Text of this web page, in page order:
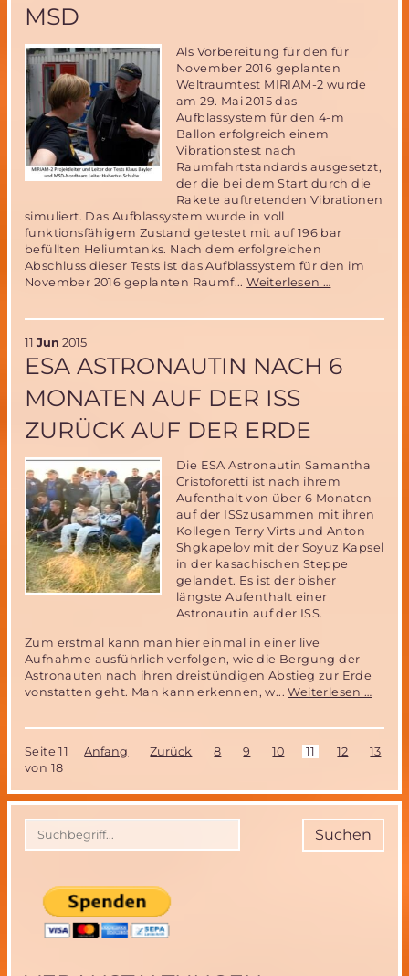
MSD
Als Vorbereitung für den für
November 2016 geplanten
Weltraumtest MIRIAM-2 wurde
am 29. Mai 2015 das
Aufblassystem für den 4-m
Ballon erfolgreich einem
Vibrationstest nach
Raumfahrtstandards ausgesetzt,
der die bei dem Start durch die
Rakete auftretenden Vibrationen
simuliert. Das Aufblassystem wurde in voll
funktionsfähigem Zustand getestet mit auf 196 bar
befüllten Heliumtanks. Nach dem erfolgreichen
Abschluss dieser Tests ist das Aufblassystem für den im
November 2016 geplanten Raumf...Weiterlesen …
im
2
der
MSD
11 Jun 2015
ESA ASTRONAUTIN NACH 6
MONATEN AUF DER ISS
ZURÜCK AUF DER ERDE
Die ESA Astronautin Samantha
Cristoforetti ist nach ihrem
Aufenthalt von über 6 Monaten
auf der ISSzusammen mit ihren
Kollegen Terry Virts und Anton
Shgkapelov mit der Soyuz Kapsel
in der kasachischen Steppe
gelandet. Es ist der bisher
längste Aufenthalt einer
Astronautin auf der ISS.
Zum erstmal kann man hier einmal in einer live
Aufnahme ausführlich verfolgen, wie die Bergung der
Astronauten nach ihren dreistündigen Abstieg zur Erde
vonstatten geht. Man kann erkennen, w...Weiterlesen …
der
ISS
der
Seite 11
von 18
Anfang Zurück 8 9 10 11 12 13
Suchen